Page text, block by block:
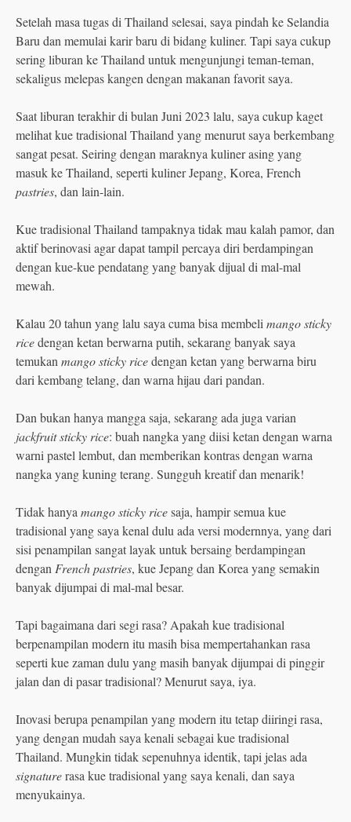
Setelah masa tugas di Thailand selesai, saya pindah ke Selandia
Baru dan memulai karir baru di bidang kuliner. Tapi saya cukup
sering liburan ke Thailand untuk mengunjungi teman-teman,
sekaligus melepas kangen dengan makanan favorit saya.
Saat liburan terakhir di bulan Juni 2023 lalu, saya cukup kaget
melihat kue tradisional Thailand yang menurut saya berkembang
sangat pesat. Seiring dengan maraknya kuliner asing yang
masuk ke Thailand, seperti kuliner Jepang, Korea, French
pastries, dan lain-lain.
Kue tradisional Thailand tampaknya tidak mau kalah pamor, dan
aktif berinovasi agar dapat tampil percaya diri berdampingan
dengan kue-kue pendatang yang banyak dijual di mal-mal
mewah.
Kalau 20 tahun yang lalu saya cuma bisa membeli mango sticky
ricedengan ketan berwarna putih, sekarang banyak saya
temukan mango sticky ricedengan ketan yang berwarna biru
dari kembang telang, dan warna hijau dari pandan.
Dan bukan hanya mangga saja, sekarang ada juga varian
jackfruit sticky rice: buah nangka yang diisi ketan dengan warna
warni pastel lembut, dan memberikan kontras dengan warna
nangka yang kuning terang. Sungguh kreatif dan menarik!
Tidak hanya mango sticky ricesaja, hampir semua kue
tradisional yang saya kenal dulu ada versi modernnya, yang dari
sisi penampilan sangat layak untuk bersaing berdampingan
dengan French pastries, kue Jepang dan Korea yang semakin
banyak dijumpai di mal-mal besar.
Tapi bagaimana dari segi rasa? Apakah kue tradisional
berpenampilan modern itu masih bisa mempertahankan rasa
seperti kue zaman dulu yang masih banyak dijumpai di pinggir
jalan dan di pasar tradisional? Menurut saya, iya.
Inovasi berupa penampilan yang modern itu tetap diiringi rasa,
yang dengan mudah saya kenali sebagai kue tradisional
Thailand. Mungkin tidak sepenuhnya identik, tapi jelas ada
signaturerasa kue tradisional yang saya kenali, dan saya
menyukainya.